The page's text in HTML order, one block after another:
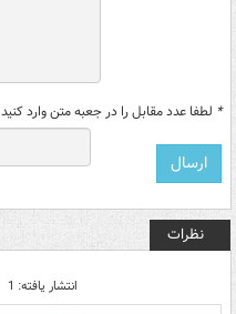
* لطفا عدد مقابل را در جعبه متن وارد کنید
نظرات
انتشار یافته: 1